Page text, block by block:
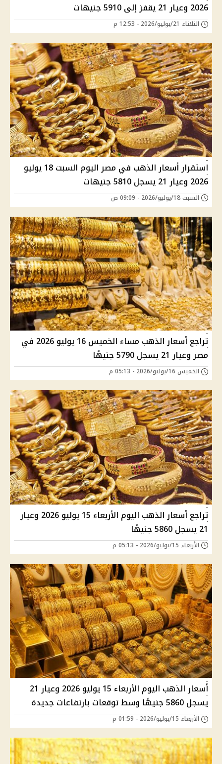
2026 وعيار 21 يقفز إلى 5910 جنيهات
الثلاثاء 21/يوليو/2026 - 12:53 م
استقرار أسعار الذهب في مصر اليوم السبت 18 يوليو
2026 وعيار 21 يسجل 5810 جنيهات
السبت 18/يوليو/2026 - 09:09 ص
تراجع أسعار الذهب مساء الخميس 16 يوليو 2026 في
مصر وعيار 21 يسجل 5790 جنيهًا
الخميس 16/يوليو/2026 - 05:13 م
تراجع أسعار الذهب اليوم الأربعاء 15 يوليو 2026 وعيار
21 يسجل 5860 جنيهًا
الأربعاء 15/يوليو/2026 - 05:13 م
أسعار الذهب اليوم الأربعاء 15 يوليو 2026 وعيار 21
يسجل 5860 جنيهًا وسط توقعات بارتفاعات جديدة
الأربعاء 15/يوليو/2026 - 01:59 م